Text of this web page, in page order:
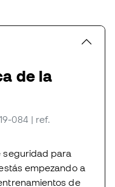
de la
084 | ref.
seguridad para
empezando a
de